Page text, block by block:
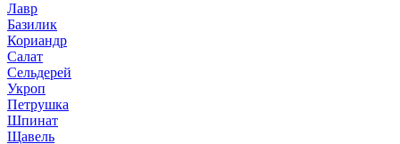
Лавр
Базилик
Кориандр
Салат
Сельдерей
Укроп
Петрушка
Шпинат
Щавель